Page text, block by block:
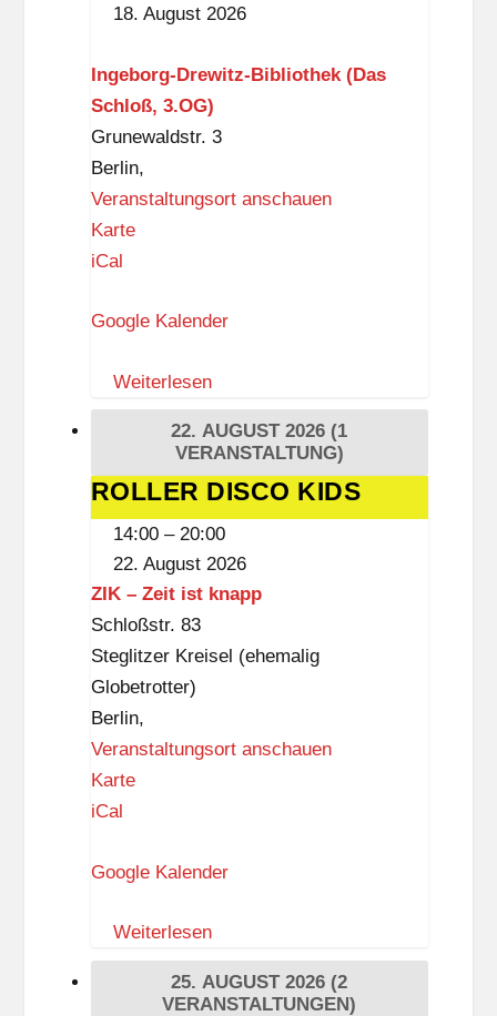
18. August 2026
Ingeborg-Drewitz-Bibliothek (Das
Schloß, 3.OG)
Grunewaldstr. 3
Berlin,
Veranstaltungsort anschauen
KarteI
e
o
r
-
r
e
w
i
t
z
-
B
i
i
t
iCal
Google Kalender
Weiterlesen
22. AUGUST 2026 (1
VERANSTALTUNG)
ROLLER
DISCO
KIDS
ROLLER DISCO KIDS
14:00 – 20:00
22. August 2026
ZIK – Zeit ist knapp
Schloßstr. 83
Steglitzer Kreisel (ehemalig
Globetrotter)
Berlin,
Veranstaltungsort anschauen
KarteZ
–
e
i
iCal
Google Kalender
Weiterlesen
25. AUGUST 2026 (2
VERANSTALTUNGEN)